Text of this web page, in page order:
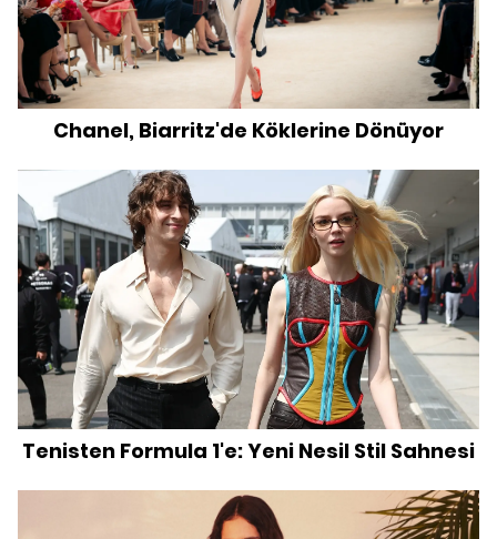
Chanel, Biarritz'de Köklerine Dönüyor
Tenisten Formula 1'e: Yeni Nesil Stil Sahnesi